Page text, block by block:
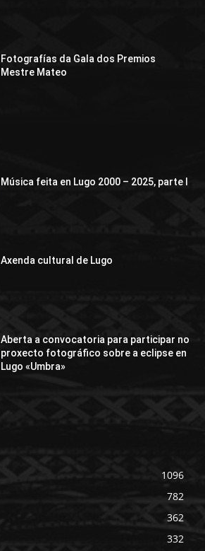
Fotografías da Gala dos Premios
Mestre Mateo
Música feita en Lugo 2000 – 2025, parte I
Axenda cultural de Lugo
Aberta a convocatoria para participar no
proxecto fotográfico sobre a eclipse en
Lugo «Umbra»
1096
782
362
332